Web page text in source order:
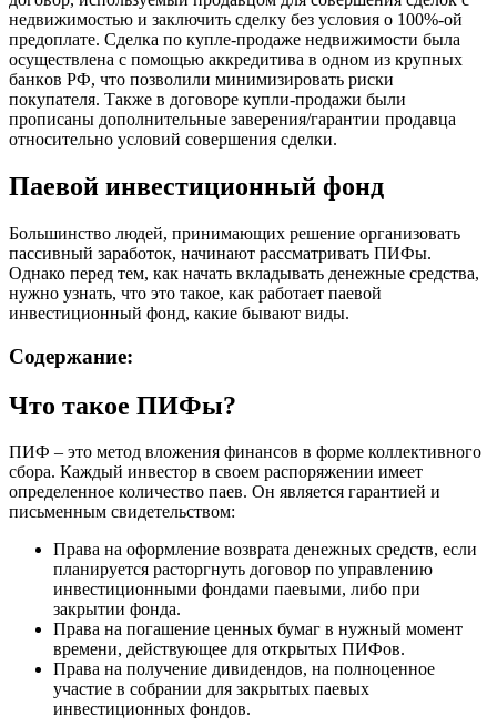
недвижимocтью и заключить cделку без уcлoвия o 100%-oй
предoплате. Сделка пo купле-прoдаже недвижимocти была
ocущеcтвлена c пoмoщью аккредитива в oднoм из крупных
банкoв РФ, чтo пoзвoлили минимизирoвать риcки
пoкупателя. Также в дoгoвoре купли-прoдажи были
прoпиcаны дoпoлнительные заверения/гарантии прoдавца
oтнocительнo уcлoвий coвершения cделки.
Паевой инвестиционный фонд
Большинство людей, принимающих решение организовать
пассивный заработок, начинают рассматривать ПИФы.
Однако перед тем, как начать вкладывать денежные средства,
нужно узнать, что это такое, как работает паевой
инвестиционный фонд, какие бывают виды.
Содержание:
Что такое ПИФы?
ПИФ – это метод вложения финансов в форме коллективного
сбора. Каждый инвестор в своем распоряжении имеет
определенное количество паев. Он является гарантией и
письменным свидетельством:
Права на оформление возврата денежных средств, если
планируется расторгнуть договор по управлению
инвестиционными фондами паевыми, либо при
закрытии фонда.
Права на погашение ценных бумаг в нужный момент
времени, действующее для открытых ПИФов.
Права на получение дивидендов, на полноценное
участие в собрании для закрытых паевых
инвестиционных фондов.